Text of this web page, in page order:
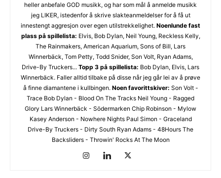
Les bloggen.Passer din musikk inn blant platene vi skriver
om? Dust of Daylight er på mange måter en nisjeblogg, så
sjekk om din musikk ligger i noen av kategoriene vi fokuserer
på. På den måten slipper både du og vi å kaste bort tid.
Musikken din passer inn. Kult! Send oss en epost på
Den bør som MINIMUM inneholde følgende:
heller anbefale GOD musikk, og har som mål å anmelde musikk
jeg LIKER, istedenfor å skrive slakteanmeldelser for å få ut
innestengt aggresjon over egen utilstrekkelighet. Noenlunde fast
plass på spillelista: Elvis, Bob Dylan, Neil Young, Reckless Kelly,
The Rainmakers, American Aquarium, Sons of Bill, Lars
Winnerbäck, Tom Petty, Todd Snider, Son Volt, Ryan Adams,
Drive-By Truckers... Topp 3 på spillelista: Bob Dylan, Elvis, Lars
Winnerbäck. Faller alltid tilbake på disse når jeg går lei av å prøve
å finne diamantene i kullbingen. Noen favorittskiver: Son Volt -
Trace Bob Dylan - Blood On The Tracks Neil Young - Ragged
Glory Lars Winnerbäck - Södermarken Chip Robinson - Mylow
Kasey Anderson - Nowhere Nights Paul Simon - Graceland
Drive-By Truckers - Dirty South Ryan Adams - 48Hours The
Backsliders - Throwin' Rocks At The Moon